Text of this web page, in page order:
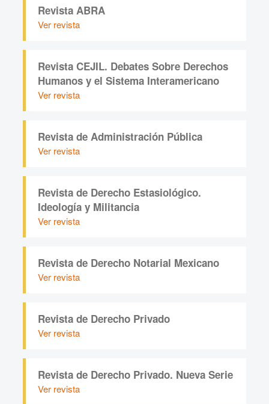
Revista ABRA
Ver revista
Revista CEJIL. Debates Sobre Derechos
Humanos y el Sistema Interamericano
Ver revista
Revista de Administración Pública
Ver revista
Revista de Derecho Estasiológico.
Ideología y Militancia
Ver revista
Revista de Derecho Notarial Mexicano
Ver revista
Revista de Derecho Privado
Ver revista
Revista de Derecho Privado. Nueva Serie
Ver revista